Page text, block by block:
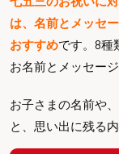
は、名前とメッセ
おすすめです。8種
お名前とメッセー
お子さまの名前や
と、思い出に残る